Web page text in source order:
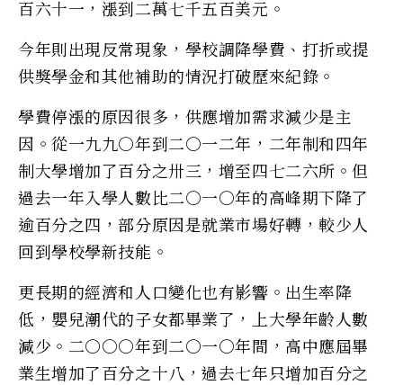
百六十一，漲到二萬七千五百美元。
今年則出現反常現象，學校調降學費、打折或提
供獎學金和其他補助的情況打破歷來紀錄。
學費停漲的原因很多，供應增加需求減少是主
因。從一九九○年到二○一二年，二年制和四年
制大學增加了百分之卅三，增至四七二六所。但
過去一年入學人數比二○一○年的高峰期下降了
逾百分之四，部分原因是就業市場好轉，較少人
回到學校學新技能。
更長期的經濟和人口變化也有影響。出生率降
低，嬰兒潮代的子女都畢業了，上大學年齡人數
減少。二○○○年到二○一○年間，高中應屆畢
業生增加了百分之十八，過去七年只增加百分之